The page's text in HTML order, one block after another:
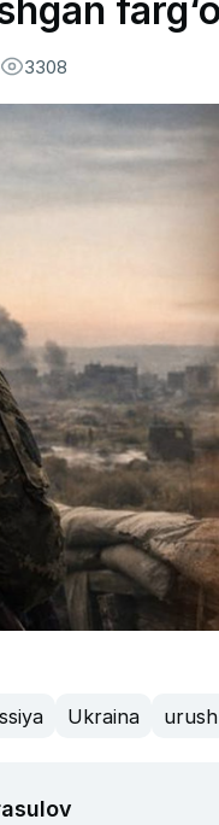
3308
Ukraina urush